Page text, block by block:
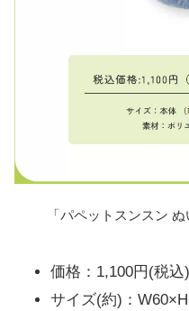
「パペットスンスン
価格：1,100円(税込)
サイズ(約)：